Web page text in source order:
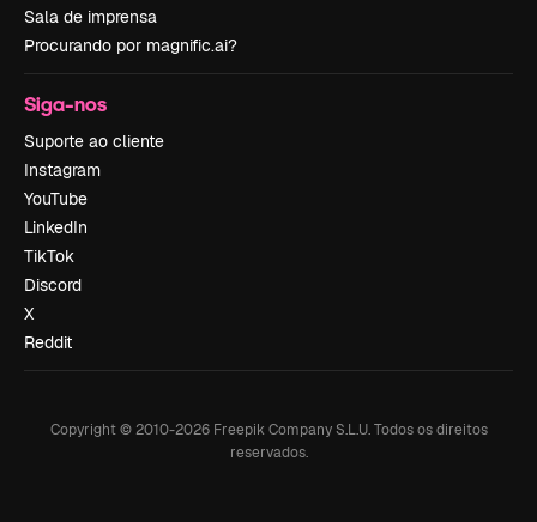
Sala de imprensa
Procurando por magnific.ai?
Siga-nos
Suporte ao cliente
Instagram
YouTube
LinkedIn
TikTok
Discord
X
Reddit
Copyright © 2010-2026Freepik Company S.L.U. Todos os direitos
reservados.